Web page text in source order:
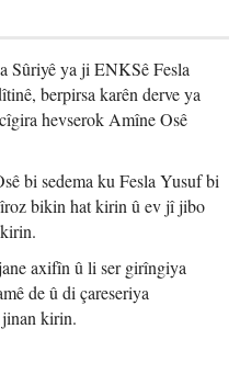
Sûriyê ya ji ENKSê Fesla
berpirsa karên derve ya
hevserok Amîne Osê
bi sedema ku Fesla Yusuf bi
bikin hat kirin û ev jî jibo
axifîn û li ser girîngiya
de û di çareseriya
kirin.